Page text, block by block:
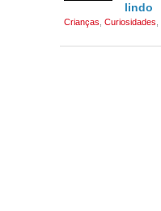
lindo
Crianças Curiosidades